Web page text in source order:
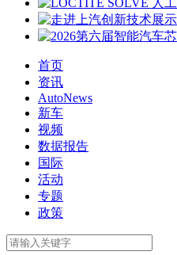
首页
资讯
AutoNews
新车
视频
数据报告
国际
活动
专题
政策